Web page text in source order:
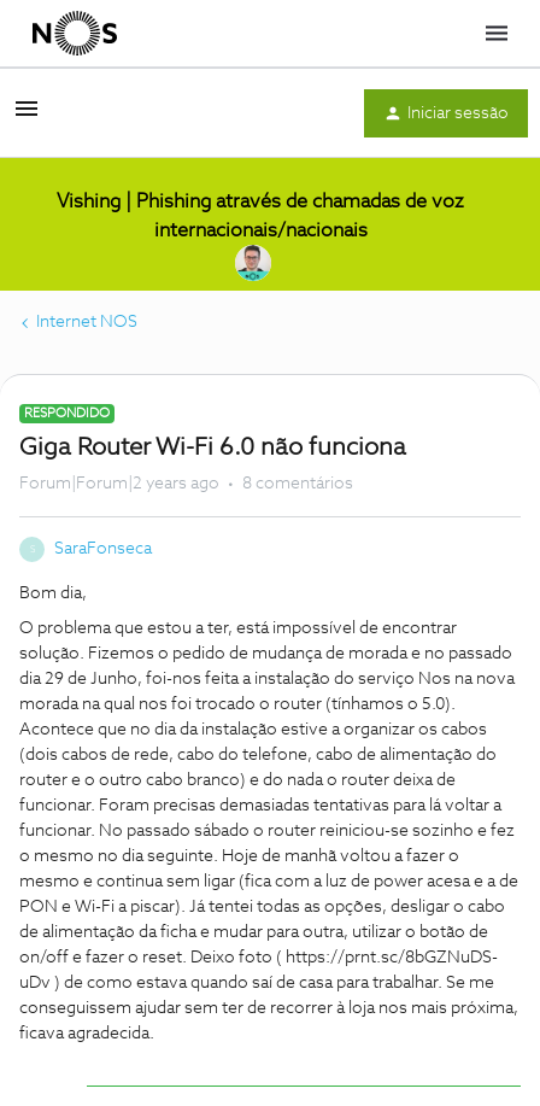
Menu
Iniciar sessão
Vishing | Phishing através de chamadas de voz
internacionais/nacionais
Internet NOS
RESPONDIDO
Giga Router Wi-Fi 6.0 não funciona
Forum|Forum|2 years ago 8 comentários
S SaraFonseca
Bom dia,
O problema que estou a ter, está impossível de encontrar
solução. Fizemos o pedido de mudança de morada e no passado
dia 29 de Junho, foi-nos feita a instalação do serviço Nos na nova
morada na qual nos foi trocado o router (tínhamos o 5.0).
Acontece que no dia da instalação estive a organizar os cabos
(dois cabos de rede, cabo do telefone, cabo de alimentação do
router e o outro cabo branco) e do nada o router deixa de
funcionar. Foram precisas demasiadas tentativas para lá voltar a
funcionar. No passado sábado o router reiniciou-se sozinho e fez
o mesmo no dia seguinte. Hoje de manhã voltou a fazer o
mesmo e continua sem ligar (fica com a luz de power acesa e a de
PON e Wi-Fi a piscar). Já tentei todas as opções, desligar o cabo
de alimentação da ficha e mudar para outra, utilizar o botão de
on/off e fazer o reset. Deixo foto ( https://prnt.sc/8bGZNuDS-
uDv ) de como estava quando saí de casa para trabalhar. Se me
conseguissem ajudar sem ter de recorrer à loja nos mais próxima,
ficava agradecida.